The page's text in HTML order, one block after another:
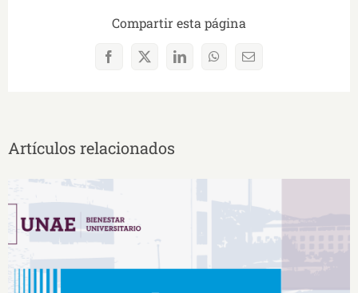
Compartir esta página
Facebook
X LinkedInWhatsAppCorreo
Artículos relacionados